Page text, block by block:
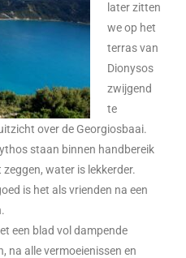
later zitten
we op het
terras van
Dionysos
zwijgend
te
over de Georgiosbaai.
staan binnen handbereik
water is lekkerder.
is het als vrienden na een
een blad vol dampende
na alle vermoeienissen en